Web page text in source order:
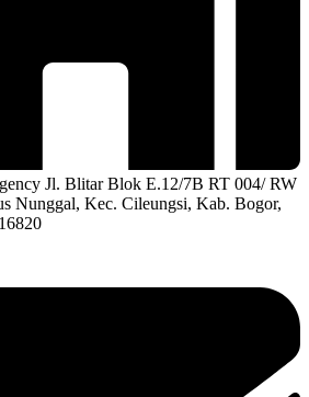
Jl. Blitar Blok E.12/7B RT 004/ RW
Nunggal, Kec. Cileungsi, Kab. Bogor,